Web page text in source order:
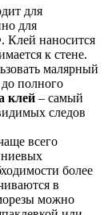
для
для
наносится
к стене.
малярный
полного
клей – самый
следов
всего
более
в
можно